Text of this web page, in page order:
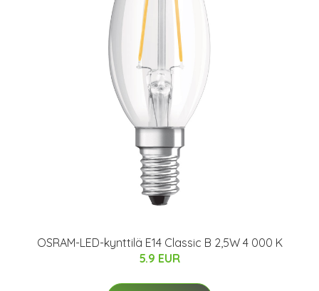
OSRAM-LED-kynttilä E14 Classic B 2,5W 4 000 K
5.9 EUR